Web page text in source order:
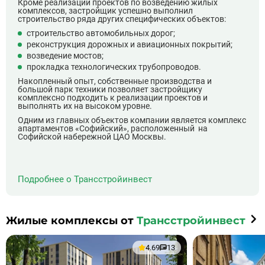
Кроме реализации проектов по возведению жилых
комплексов, застройщик успешно выполнил
строительство ряда других специфических объектов:
строительство автомобильных дорог;
реконструкция дорожных и авиационных покрытий;
возведение мостов;
прокладка технологических трубопроводов.
Накопленный опыт, собственные производства и
большой парк техники позволяет застройщику
комплексно подходить к реализации проектов и
выполнять их на высоком уровне.
Одним из главных объектов компании является комплекс
апартаментов «Софийский», расположенный на
Софийской набережной ЦАО Москвы.
Подробнее о Трансстройинвест
Жилые комплексы от Трансстройинвест
4.69 13